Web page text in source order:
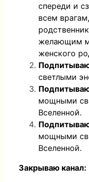
спереди и
всем
желающим
женского
светлыми
мощными
Вселенной.
мощными
Вселенной.
Закрываю